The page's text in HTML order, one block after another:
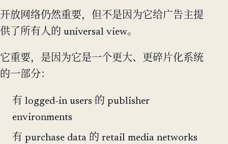
开放网络仍然重要，但不是因为它给广告主提
供了所有人的 universal view。
它重要，是因为它是一个更大、更碎片化系统
的一部分：
有 logged-in users 的 publisher
environments
有 purchase data 的 retail media networks